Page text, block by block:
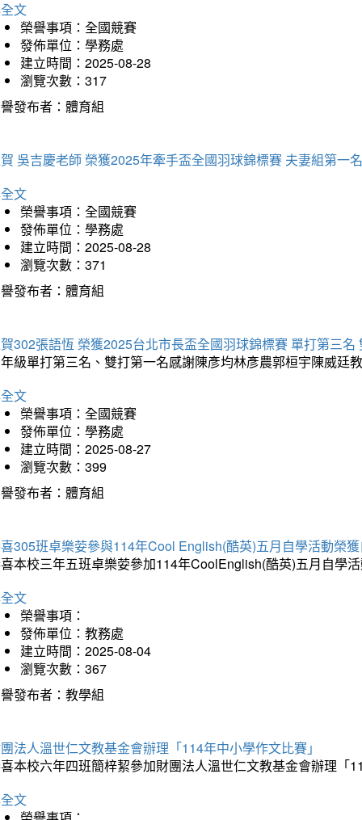
文
榮譽事項：全國競賽
發佈單位：學務處
建立時間：2025-08-28
瀏覽次數：317
發布者：體育組
吳吉慶老師 榮獲2025年牽手盃全國羽球錦標賽 夫妻組第一名
文
榮譽事項：全國競賽
發佈單位：學務處
建立時間：2025-08-28
瀏覽次數：371
發布者：體育組
302張語恆 榮獲2025台北市長盃全國羽球錦標賽 單打第三名
級單打第三名、雙打第一名感謝陳彥均林彥農郭桓宇陳威廷
文
榮譽事項：全國競賽
發佈單位：學務處
建立時間：2025-08-27
瀏覽次數：399
發布者：體育組
305班卓樂荌參與114年Cool English(酷英)五月自學活動榮
本校三年五班卓樂荌參加114年CoolEnglish(酷英)五月自學
文
榮譽事項：
發佈單位：教務處
建立時間：2025-08-04
瀏覽次數：367
發布者：教學組
法人溫世仁文教基金會辦理「114年中小學作文比賽」
本校六年四班簡梓絜參加財團法人溫世仁文教基金會辦理「
文